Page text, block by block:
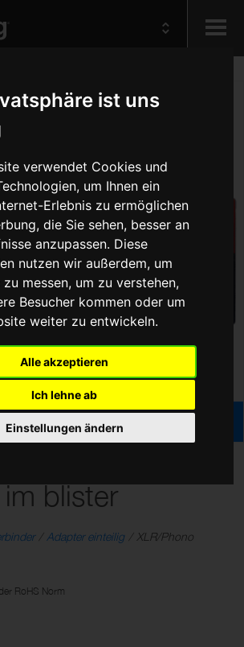
ist uns
verwendet Cookies und
um Ihnen ein
Erlebnis zu ermöglichen
die Sie sehen, besser an
anzupassen. Diese
nutzen wir außerdem, um
zu messen, um zu verstehen,
Besucher kommen oder um
weiter zu entwickeln.
Alle akzeptieren
Ich lehne ab
Einstellungen ändern
blister
Adapter einteilig XLR/Phono
RoHS Norm